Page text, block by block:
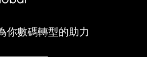
你數碼轉型的助力